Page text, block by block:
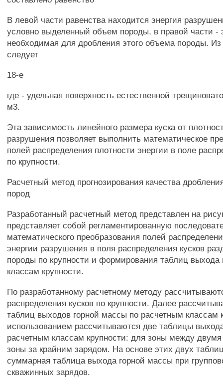
В левой части равенства находится энергия
условно выделенный объем породы, в правой части -
необходимая для дробления этого объема породы. Из
следует
18-е
где - удельная поверхность естественной
м3.
Эта зависимость линейного размера куска от
разрушения позволяет выполнить математическое
полей распределения плотности энергии в поле
по крупности.
Расчетный метод прогнозирования качества
пород
Разработанный расчетный метод представлен на
представляет собой регламентированную
математического преобразования полей
энергии разрушения в поля распределения кусков
породы по крупности и формирования таблиц выхода
классам крупности.
По разработанному расчетному методу
распределения кусков по крупности. Далее
таблиц выходов горной массы по расчетным классам
использованием рассчитываются две таблицы
расчетным классам крупности: для зоны между
зоны за крайним зарядом. На основе этих двух
суммарная таблица выхода горной массы при
скважинных зарядов.